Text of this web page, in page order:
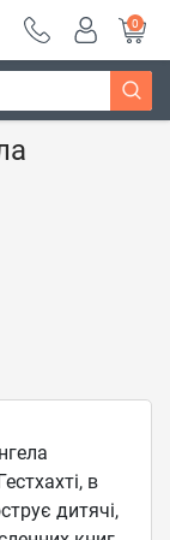
0
"Богдан"
в
дитячі,